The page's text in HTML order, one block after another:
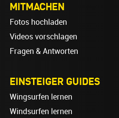
MITMACHEN
Fotos hochladen
Videos vorschlagen
Fragen & Antworten
EINSTEIGER GUIDES
Wingsurfen lernen
Windsurfen lernen